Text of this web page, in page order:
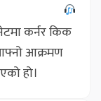
कर्नर किक
आक्रमण
हो।